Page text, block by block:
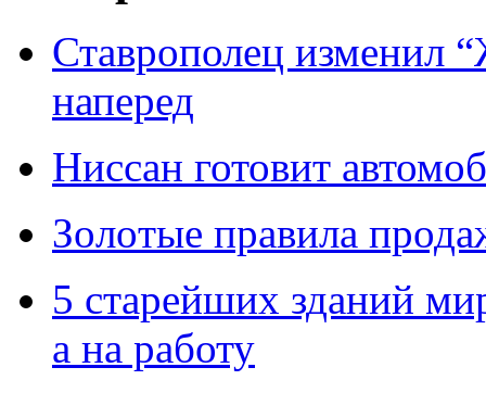
Ставрополец изменил
наперед
Ниссан готовит
Зoлoтые прaвилa
5 старейших зданий
а на работу